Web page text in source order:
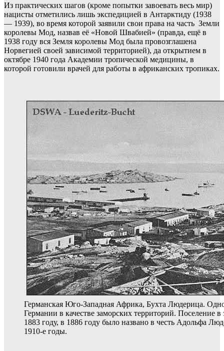
Из практических шагов (кроме попытки завоевать весь мир)
нацисты отметились лишь экспедицией в Антарктиду (1938
— 1939), во время которой заявили свои права на часть Земли
королевы Мод, назвав её «Новой Швабией» (правда, ещё в
1938 году вся Земля королевы Мод была провозглашена
Норвегией своей зависимой территорией), да открытием в
октябре 1940 года Академии тропической медицины, в
которой готовили врачей для работы в африканских тропиках.
Германская Юго-Западная Африка, Бухта Людерица.
Германии в качестве заморских территорий. Поселение
1883 году, в 1886 году было названо в честь Адольфа
1910-е годы.